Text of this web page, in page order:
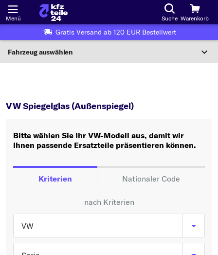
Menü Suche Warenkorb
Gratis Versand ab 120 EUR Bestellwert
Fahrzeug auswählen
Wo finde ich die?
Oder
Hersteller wählen
Typ wählen
VW Spiegelglas (Außenspiegel)
Bitte wählen Sie Ihr VW-Modell aus, damit wir
Ihnen passende Ersatzteile präsentieren können.
Kriterien Nationaler Code
nach Kriterien
VW